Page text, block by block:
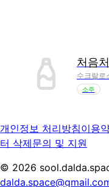
처음
수크랄로
소주
개인정보 처리방침이용
터 삭제문의 및 지원
© 2026